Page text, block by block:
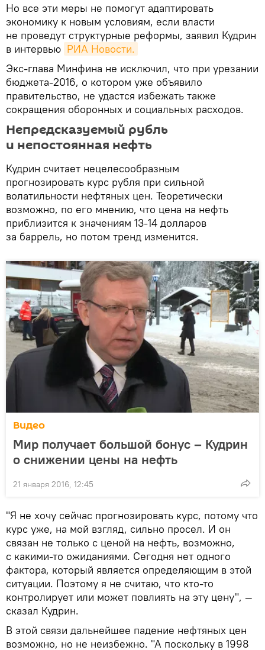
Но все эти меры не помогут адаптировать
экономику к новым условиям, если власти
не проведут структурные реформы, заявил Кудрин
в интервью РИА Новости.
Экс-глава Минфина не исключил, что при урезании
бюджета-2016, о котором уже объявило
правительство, не удастся избежать также
сокращения оборонных и социальных расходов.
Непредсказуемый рубль
и непостоянная нефть
Кудрин считает нецелесообразным
прогнозировать курс рубля при сильной
волатильности нефтяных цен. Теоретически
возможно, по его мнению, что цена на нефть
приблизится к значениям 13-14 долларов
за баррель, но потом тренд изменится.
Видео
Мир получает большой бонус – Кудрин
о снижении цены на нефть
21 января 2016, 12:45
"Я не хочу сейчас прогнозировать курс, потому что
курс уже, на мой взгляд, сильно просел. И он
связан не только с ценой на нефть, возможно,
с какими-то ожиданиями. Сегодня нет одного
фактора, который является определяющим в этой
ситуации. Поэтому я не считаю, что кто-то
контролирует или может повлиять на эту цену", —
сказал Кудрин.
В этой связи дальнейшее падение нефтяных цен
возможно, но не неизбежно. "А поскольку в 1998